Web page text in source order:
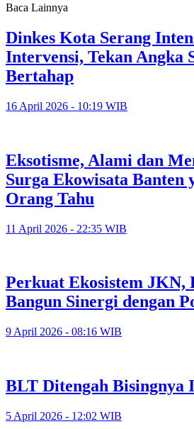
Baca Lainnya
Dinkes Kota Serang
Intervensi, Tekan Angka
Bertahap
16 April 2026 - 10:19 WIB
Eksotisme, Alami dan
Surga Ekowisata Banten
Orang Tahu
11 April 2026 - 22:35 WIB
Perkuat Ekosistem JKN,
Bangun Sinergi dengan
9 April 2026 - 08:16 WIB
BLT Ditengah Bisingnya
5 April 2026 - 12:02 WIB